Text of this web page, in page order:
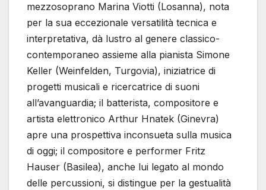
mezzosoprano Marina Viotti (Losanna), nota
per la sua eccezionale versatilità tecnica e
interpretativa, dà lustro al genere classico-
contemporaneo assieme alla pianista Simone
Keller (Weinfelden, Turgovia), iniziatrice di
progetti musicali e ricercatrice di suoni
all’avanguardia; il batterista, compositore e
artista elettronico Arthur Hnatek (Ginevra)
apre una prospettiva inconsueta sulla musica
di oggi; il compositore e performer Fritz
Hauser (Basilea), anche lui legato al mondo
delle percussioni, si distingue per la gestualità